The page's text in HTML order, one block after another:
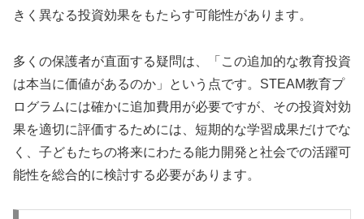
きく異なる投資効果をもたらす可能性があります。
多くの保護者が直面する疑問は、「この追加的な教育投資
は本当に価値があるのか」という点です。STEAM教育プ
ログラムには確かに追加費用が必要ですが、その投資対効
果を適切に評価するためには、短期的な学習成果だけでな
く、子どもたちの将来にわたる能力開発と社会での活躍可
能性を総合的に検討する必要があります。